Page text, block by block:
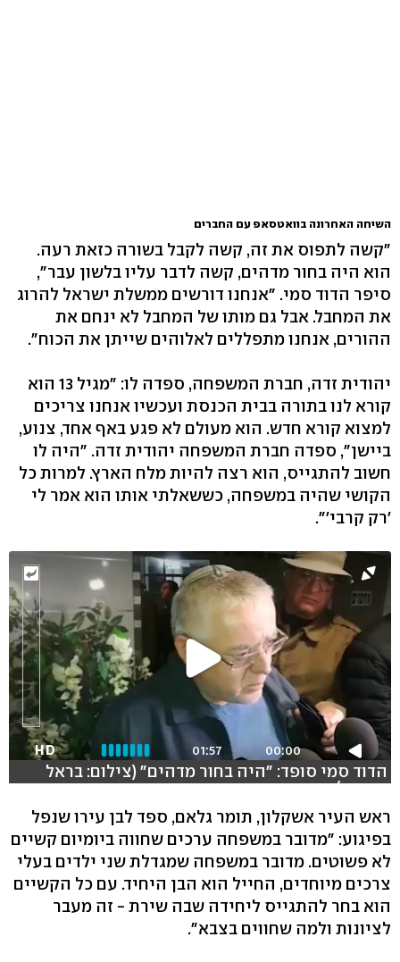
השיחה האחרונה בוואטסאפ עם החברים
"קשה לתפוס את זה, קשה לקבל בשורה כזאת רעה.
הוא היה בחור מדהים, קשה לדבר עליו בלשון עבר",
סיפר הדוד סמי. "אנחנו דורשים ממשלת ישראל להרוג
את המחבל. אבל גם מותו של המחבל לא ינחם את
ההורים, אנחנו מתפללים לאלוהים שייתן את הכוח".
יהודית זדה, חברת המשפחה, ספדה לו: "מגיל 13 הוא
קורא לנו בתורה בבית הכנסת ועכשיו אנחנו צריכים
למצוא קורא חדש. הוא מעולם לא פגע באף אחד, צנוע,
ביישן", ספדה חברת המשפחה יהודית זדה. "היה לו
חשוב להתגייס, הוא רצה להיות מלח הארץ. למרות כל
הקושי שהיה במשפחה, כששאלתי אותו הוא אמר לי
'רק קרבי'".
00:00
01:57
HD
הדוד סמי סופד: "היה בחור מדהים" (צילום: בראל
אפרים)
ראש העיר אשקלון, תומר גלאם, ספד לבן עירו שנפל
בפיגוע: "מדובר במשפחה ערכים שחווה ביומיום קשיים
לא פשוטים. מדובר במשפחה שמגדלת שני ילדים בעלי
צרכים מיוחדים, החייל הוא הבן היחיד. עם כל הקשיים
הוא בחר להתגייס ליחידה שבה שירת - זה מעבר
לציונות ולמה שחווים בצבא".